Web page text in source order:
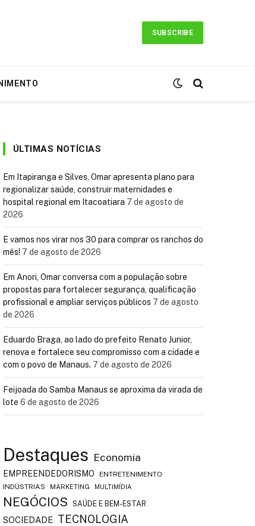
SUBSCRIBE
ÚLTIMAS NOTÍCIAS
Em Itapiranga e Silves, Omar apresenta plano para
regionalizar saúde, construir maternidades e
hospital regional em Itacoatiara 7 de agosto de
2026
E vamos nos virar nos 30 para comprar os ranchos do
mês! 7 de agosto de 2026
Em Anori, Omar conversa com a população sobre
propostas para fortalecer segurança, qualificação
profissional e ampliar serviços públicos 7 de agosto
de 2026
Eduardo Braga, ao lado do prefeito Renato Junior,
renova e fortalece seu compromisso com a cidade e
com o povo de Manaus. 7 de agosto de 2026
Feijoada do Samba Manaus se aproxima da virada de
lote 6 de agosto de 2026
Destaques Economia
EMPREENDEDORISMO
ENTRETENIMENTO
INDÚSTRIAS
MARKETING MULTIMÍDIA
NEGÓCIOS SAÚDE E BEM-ESTAR
SOCIEDADE TECNOLOGIA